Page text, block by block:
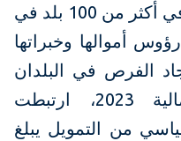
الصاعدة. وتعمل المؤسسة في أكثر من 100 بلد في
أموالها وخبراتها
الفرص في البلدان
النامية. وفي السنة المالية 2023، ارتبطت
من التمويل يبلغ